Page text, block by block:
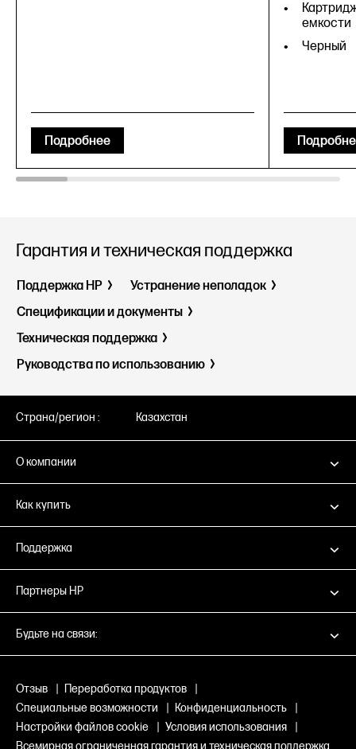
Подробнее
емкости
Черный
Гарантия и техническая поддержка
Поддержка HP
Устранение неполадок
Спецификации и документы
Техническая поддержка
Руководства по использованию
Страна/регион : Казахстан
О компании
Как купить
Поддержка
Партнеры HP
Будьте на связи:
Отзыв Переработка продуктов
Специальные возможности
Конфиденциальность
Настройки файлов cookie
Условия использования
Всемирная ограниченная гарантия и техническая поддержка